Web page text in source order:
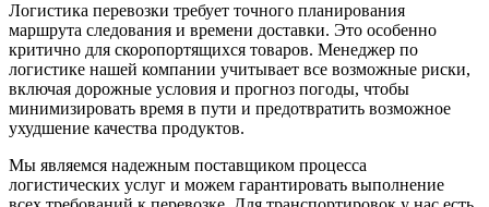
Логистика перевозки требует точного планирования
маршрута следования и времени доставки. Это особенно
критично для скоропортящихся товаров. Менеджер по
логистике нашей компании учитывает все возможные риски,
включая дорожные условия и прогноз погоды, чтобы
минимизировать время в пути и предотвратить возможное
ухудшение качества продуктов.
Мы являемся надежным поставщиком процесса
логистических услуг и можем гарантировать выполнение